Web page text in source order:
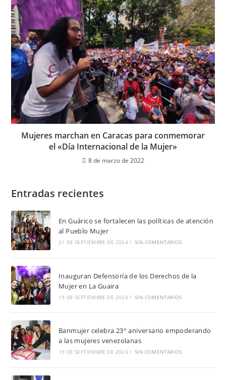
Mujeres marchan en Caracas para conmemorar
el «Día Internacional de la Mujer»
8 de marzo de 2022
Entradas recientes
En Guárico se fortalecen las políticas de atención
al Pueblo Mujer
21 DE SEPTIEMBRE DE 2024 / SIN COMENTARIOS
Inauguran Defensoría de los Derechos de la
Mujer en La Guaira
19 DE SEPTIEMBRE DE 2024 / SIN COMENTARIOS
Banmujer celebra 23° aniversario empoderando
a las mujeres venezolanas
19 DE SEPTIEMBRE DE 2024 / SIN COMENTARIOS